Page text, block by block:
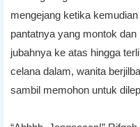
mengejang ketika
pantatnya yang montok
jubahnya ke atas hingga
celana dalam, wanita
sambil memohon untuk